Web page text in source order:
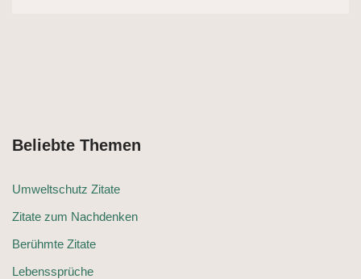
Beliebte Themen
Umweltschutz Zitate
Zitate zum Nachdenken
Berühmte Zitate
Lebenssprüche